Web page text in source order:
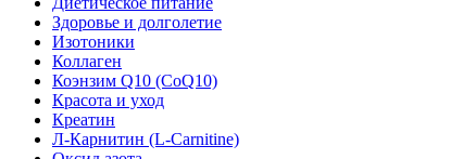
Здоровье и долголетие
Изотоники
Коллаген
Коэнзим Q10 (CoQ10)
Красота и уход
Креатин
Л-Карнитин (L-Сarnitine)